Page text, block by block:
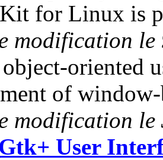
for Linux is
modification le
oriented
of
modification
User